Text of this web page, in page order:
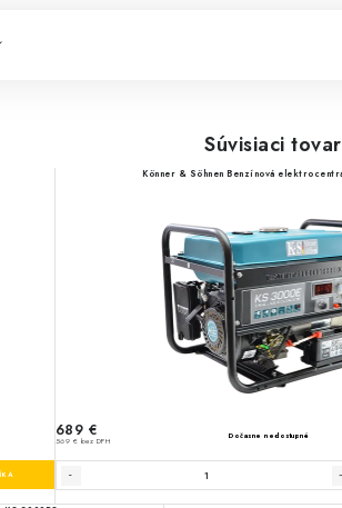
Súvisiaci tovar